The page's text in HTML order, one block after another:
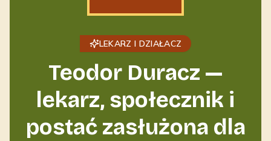
LEKARZ I DZIAŁACZ
Teodor Duracz —
lekarz, społecznik i
postać zasłużona dla